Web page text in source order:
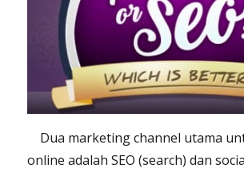
Dua marketing channel utama
online adalah SEO (search) dan